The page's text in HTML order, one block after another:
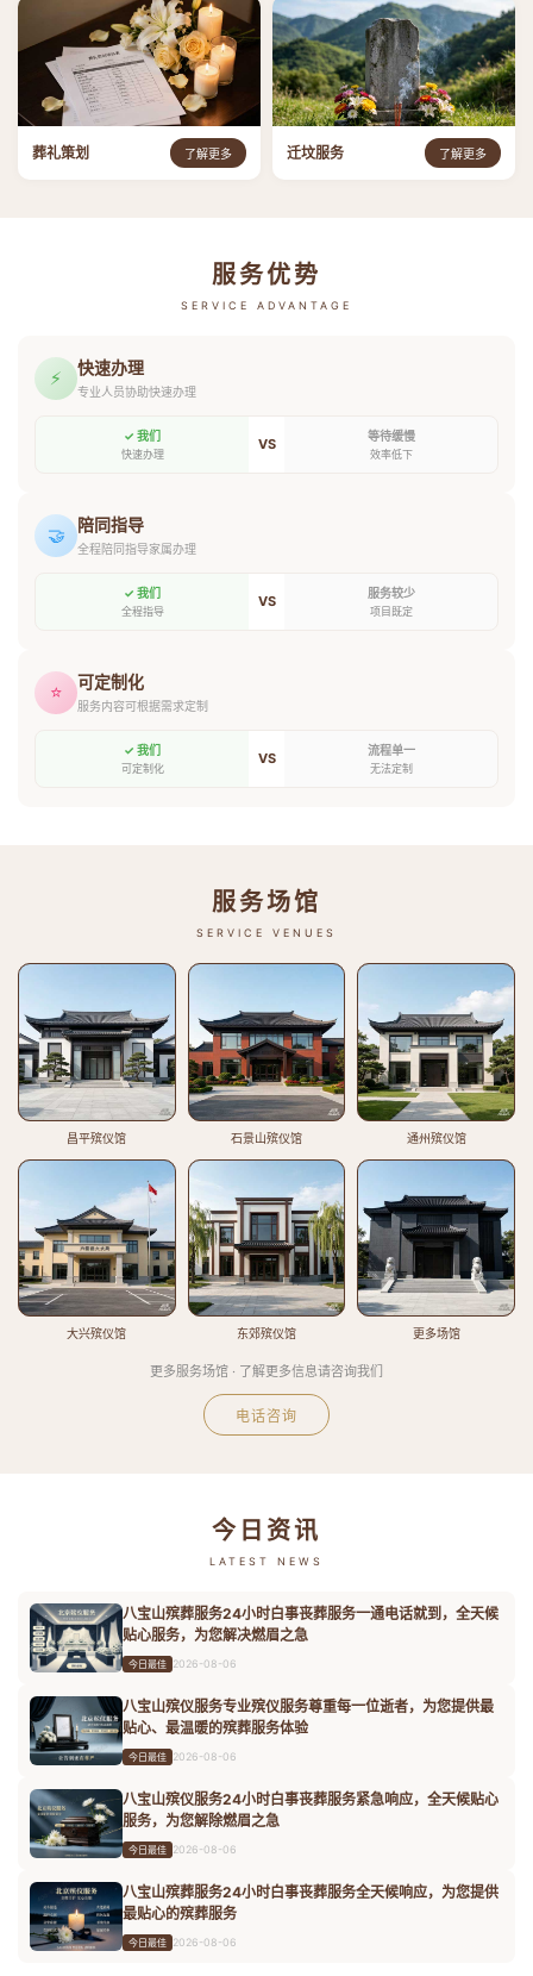
葬礼策划 了解更多 迁坟服务 了解更多
服务优势
SERVICE ADVANTAGE
⚡ 快速办理
专业人员协助快速办理
✓ 我们
快速办理
VS 等待缓慢
效率低下
🤝 陪同指导
全程陪同指导家属办理
✓ 我们
全程指导
VS 服务较少
项目既定
⭐ 可定制化
服务内容可根据需求定制
✓ 我们
可定制化
VS 流程单一
无法定制
服务场馆
SERVICE VENUES
昌平殡仪馆 石景山殡仪馆 通州殡仪馆
大兴殡仪馆 东郊殡仪馆 更多场馆
更多服务场馆 · 了解更多信息请咨询我们
电话咨询
今日资讯
LATEST NEWS
八宝山殡葬服务24小时白事丧葬服务一通电话就到，全天候
贴心服务，为您解决燃眉之急
今日最佳 2026-08-06
八宝山殡仪服务专业殡仪服务尊重每一位逝者，为您提供最
贴心、最温暖的殡葬服务体验
今日最佳 2026-08-06
八宝山殡仪服务24小时白事丧葬服务紧急响应，全天候贴心
服务，为您解除燃眉之急
今日最佳 2026-08-06
八宝山殡葬服务24小时白事丧葬服务全天候响应，为您提供
最贴心的殡葬服务
今日最佳 2026-08-06